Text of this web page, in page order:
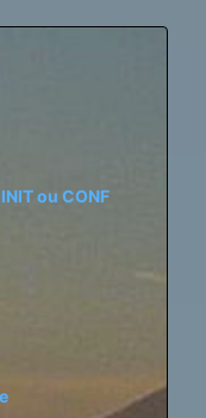
ou CONF